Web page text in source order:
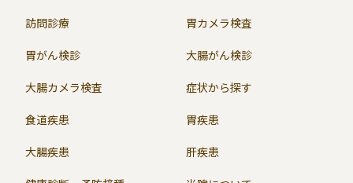
訪問診療 胃カメラ検査
胃がん検診 大腸がん検診
大腸カメラ検査 症状から探す
食道疾患 胃疾患
大腸疾患 肝疾患